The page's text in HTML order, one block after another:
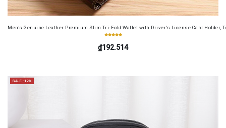
Men's Genuine Leather Premium Slim Tri-Fold Wallet with Driver's License Card Holder,
₫192.514
SALE -12%